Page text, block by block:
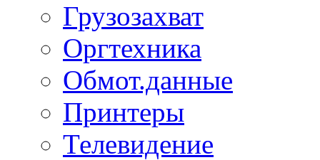
Грузозахват
Оргтехника
Обмот.данные
Принтеры
Телевидение